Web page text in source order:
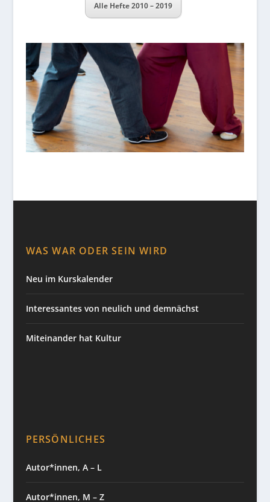
Alle Hefte 2010 – 2019
WAS WAR ODER SEIN WIRD
Neu im Kurskalender
Interessantes von neulich und demnächst
Miteinander hat Kultur
PERSÖNLICHES
Autor*innen, A – L
Autor*innen, M – Z